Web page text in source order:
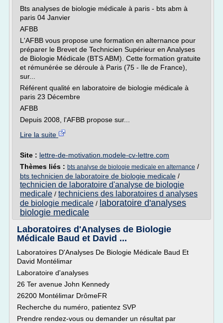
Bts analyses de biologie médicale à paris - bts abm à
paris 04 Janvier
AFBB
L'AFBB vous propose une formation en alternance pour
préparer le Brevet de Technicien Supérieur en Analyses
de Biologie Médicale (BTS ABM). Cette formation gratuite
et rémunérée se déroule à Paris (75 - Ile de France),
sur...
Référent qualité en laboratoire de biologie médicale à
paris 23 Décembre
AFBB
Depuis 2008, l'AFBB propose sur...
Lire la suite
Site : lettre-de-motivation.modele-cv-lettre.com
Thèmes liés : bts analyse de biologie medicale en alternance /
bts technicien de laboratoire de biologie medicale /
technicien de laboratoire d'analyse de biologie
medicale / techniciens des laboratoires d analyses
de biologie medicale / laboratoire d'analyses
biologie medicale
Laboratoires d'Analyses de Biologie
Médicale Baud et David ...
Laboratoires D'Analyses De Biologie Médicale Baud Et
David Montélimar
Laboratoire d'analyses
26 Ter avenue John Kennedy
26200 Montélimar DrômeFR
Recherche du numéro, patientez SVP
Prendre rendez-vous ou demander un résultat par